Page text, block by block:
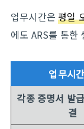
업무시간은평일
에도 ARS를 통한
업무시
각종 증명서 발
결